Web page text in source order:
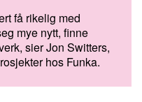
få rikelig med
mye nytt, finne
sier Jon Switters,
hos Funka.